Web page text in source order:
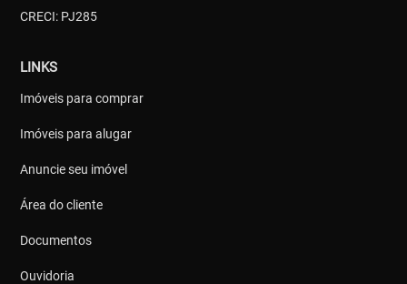
CRECI: PJ285
LINKS
Imóveis para comprar
Imóveis para alugar
Anuncie seu imóvel
Área do cliente
Documentos
Ouvidoria